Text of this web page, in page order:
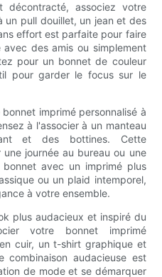
associez votre
un pull douillet, un jean et des
effort est parfaite pour faire
des amis ou simplement
pour un bonnet de couleur
pour garder le focus sur le
imprimé personnalisé à
à l'associer à un manteau
et des bottines. Cette
journée au bureau ou une
avec un imprimé plus
ou un plaid intemporel,
à votre ensemble.
plus audacieux et inspiré du
votre bonnet imprimé
cuir, un t-shirt graphique et
audacieuse est
de mode et se démarquer